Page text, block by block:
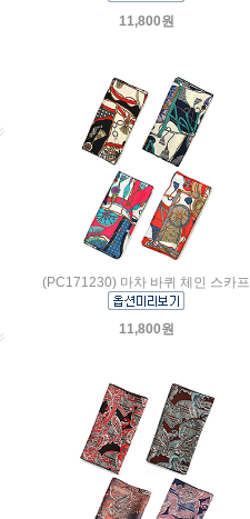
11,800원
(PC171230) 마차 바퀴 체인 스카프
11,800원